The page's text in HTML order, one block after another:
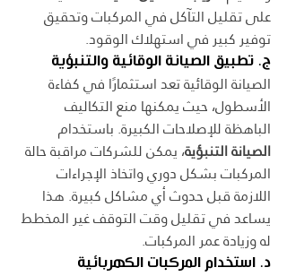
على تقليل التآكل في المركبات وتحقيق
توفير كبير في استهلاك الوقود.
ج. تطبيق الصيانة الوقائية والتنبؤية
الصيانة الوقائية تعد استثمارًا في كفاءة
الأسطول، حيث يمكنها منع التكاليف
الباهظة للإصلاحات الكبيرة. باستخدام
الصيانة التنبؤية، يمكن للشركات مراقبة حالة
المركبات بشكل دوري واتخاذ الإجراءات
اللازمة قبل حدوث أي مشاكل كبيرة. هذا
يساعد في تقليل وقت التوقف غير المخطط
له وزيادة عمر المركبات.
د. استخدام المركبات الكهربائية